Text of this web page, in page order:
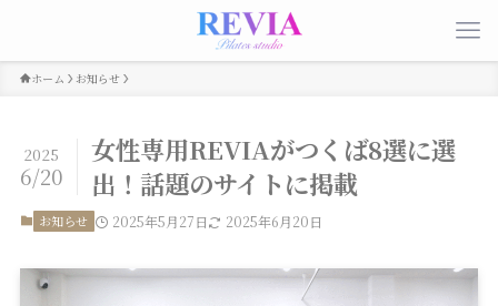
ホーム お知らせ
女性専用REVIAがつくば8選に選
出！話題のサイトに掲載
2025
6/20
お知らせ 2025年5月27日 2025年6月20日